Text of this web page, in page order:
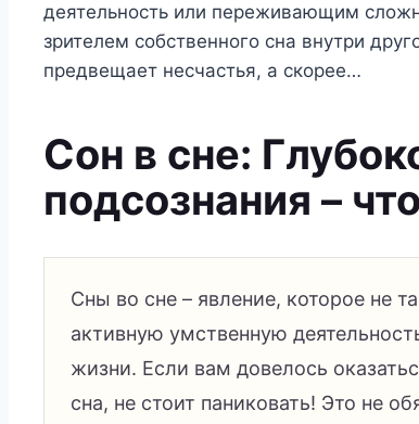
деятельность или переживающим
зрителем собственного сна внутри
предвещает несчастья, а скорее…
Сон в сне:
подсознания –
Сны во сне – явление, которое не
активную умственную
жизни. Если вам довелось
сна, не стоит паниковать! Это не